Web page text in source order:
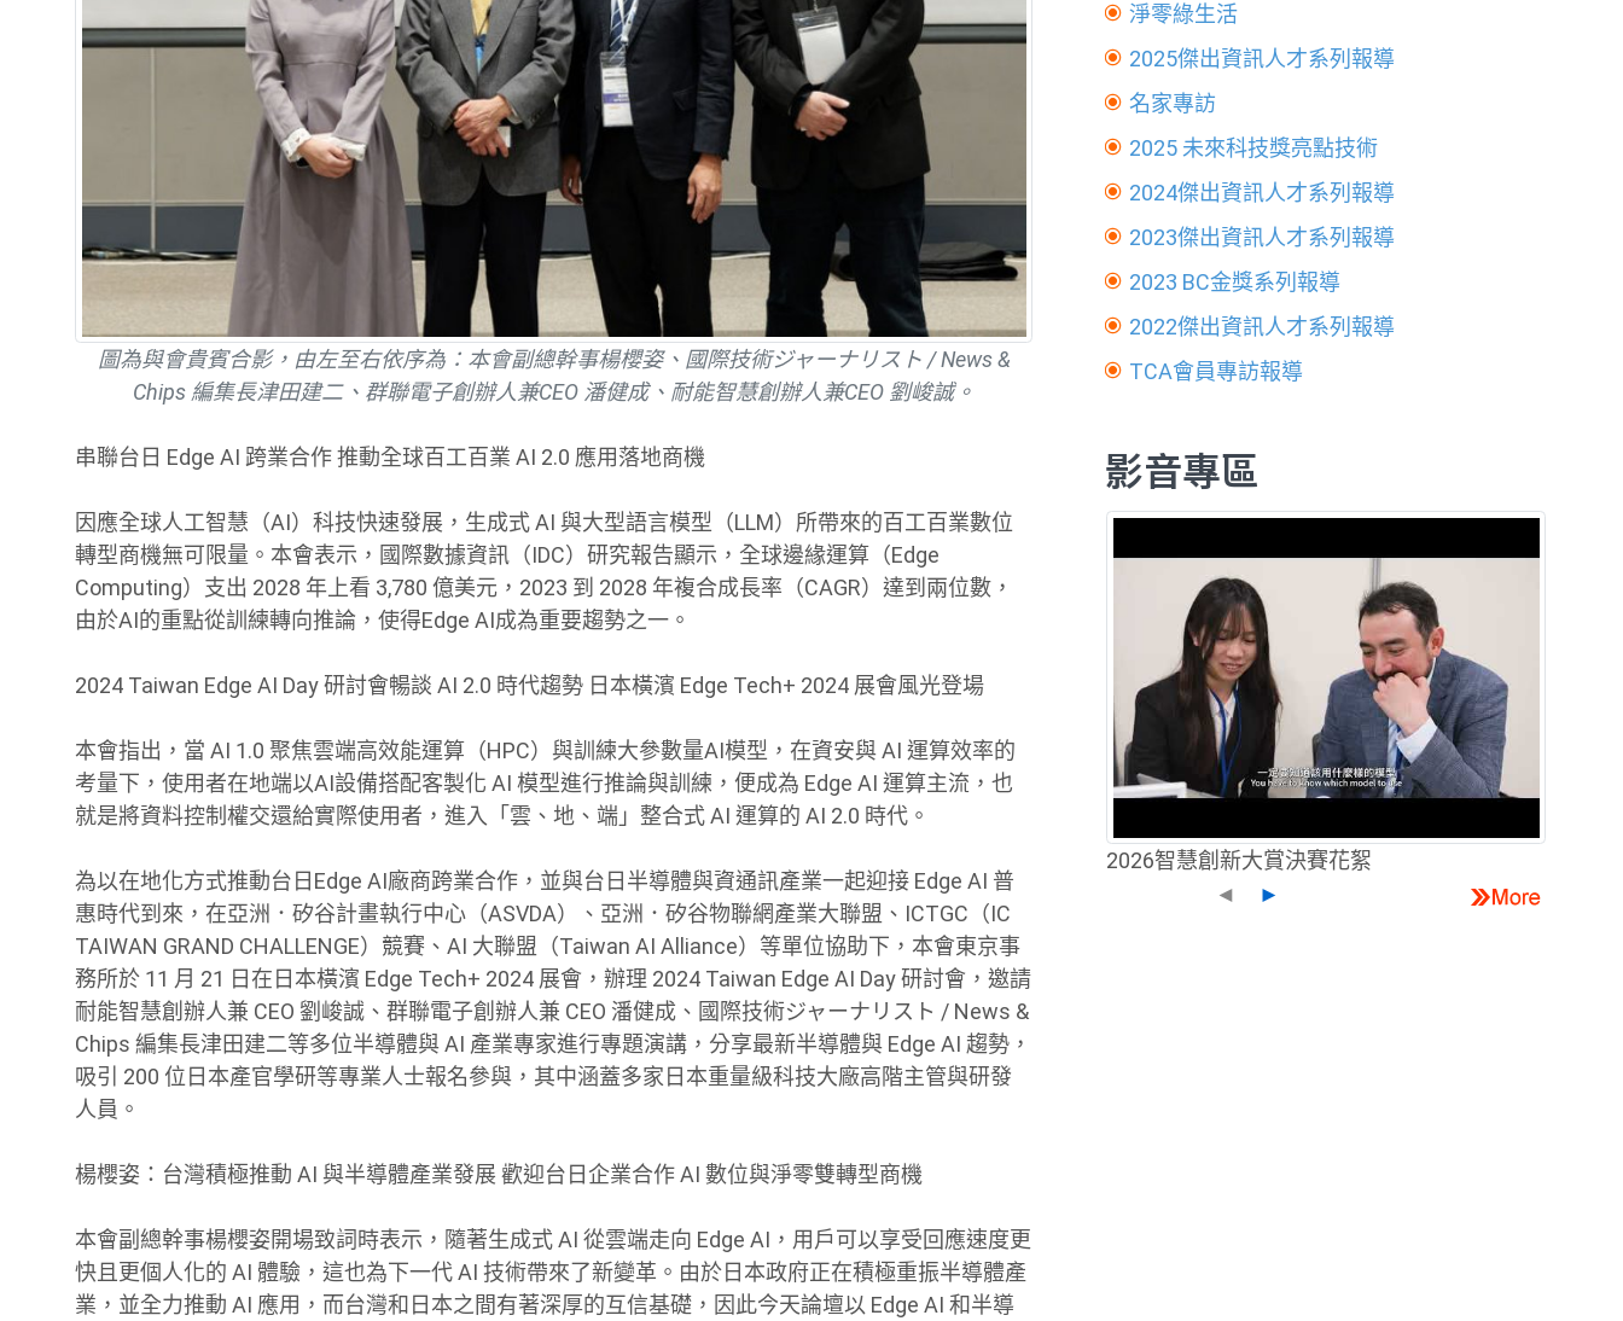
圖為與會貴賓合影，由左至右依序為：本會副總幹事楊櫻姿、國際技術ジャーナリスト / News &
Chips 編集長津田建二、群聯電子創辦人兼CEO 潘健成、耐能智慧創辦人兼CEO 劉峻誠。
串聯台日 Edge AI 跨業合作 推動全球百工百業 AI 2.0 應用落地商機
因應全球人工智慧（AI）科技快速發展，生成式 AI 與大型語言模型（LLM）所帶來的百工百業數位
轉型商機無可限量。本會表示，國際數據資訊（IDC）研究報告顯示，全球邊緣運算（Edge
Computing）支出 2028 年上看 3,780 億美元，2023 到 2028 年複合成長率（CAGR）達到兩位數，
由於AI的重點從訓練轉向推論，使得Edge AI成為重要趨勢之一。
2024 Taiwan Edge AI Day 研討會暢談 AI 2.0 時代趨勢 日本橫濱 Edge Tech+ 2024 展會風光登場
本會指出，當 AI 1.0 聚焦雲端高效能運算（HPC）與訓練大參數量AI模型，在資安與 AI 運算效率的
考量下，使用者在地端以AI設備搭配客製化 AI 模型進行推論與訓練，便成為 Edge AI 運算主流，也
就是將資料控制權交還給實際使用者，進入「雲、地、端」整合式 AI 運算的 AI 2.0 時代。
為以在地化方式推動台日Edge AI廠商跨業合作，並與台日半導體與資通訊產業一起迎接 Edge AI 普
惠時代到來，在亞洲．矽谷計畫執行中心（ASVDA）、亞洲．矽谷物聯網產業大聯盟、ICTGC（IC
TAIWAN GRAND CHALLENGE）競賽、AI 大聯盟（Taiwan AI Alliance）等單位協助下，本會東京事
務所於 11 月 21 日在日本橫濱 Edge Tech+ 2024 展會，辦理 2024 Taiwan Edge AI Day 研討會，邀請
耐能智慧創辦人兼 CEO 劉峻誠、群聯電子創辦人兼 CEO 潘健成、國際技術ジャーナリスト / News &
Chips 編集長津田建二等多位半導體與 AI 產業專家進行專題演講，分享最新半導體與 Edge AI 趨勢，
吸引 200 位日本產官學研等專業人士報名參與，其中涵蓋多家日本重量級科技大廠高階主管與研發
人員。
楊櫻姿：台灣積極推動 AI 與半導體產業發展 歡迎台日企業合作 AI 數位與淨零雙轉型商機
本會副總幹事楊櫻姿開場致詞時表示，隨著生成式 AI 從雲端走向 Edge AI，用戶可以享受回應速度更
快且更個人化的 AI 體驗，這也為下一代 AI 技術帶來了新變革。由於日本政府正在積極重振半導體產
業，並全力推動 AI 應用，而台灣和日本之間有著深厚的互信基礎，因此今天論壇以 Edge AI 和半導
淨零綠生活
2025傑出資訊人才系列報導
名家專訪
2025 未來科技獎亮點技術
2024傑出資訊人才系列報導
2023傑出資訊人才系列報導
2023 BC金獎系列報導
2022傑出資訊人才系列報導
TCA會員專訪報導
影音專區
2026智慧創新大賞決賽花絮
◄
►